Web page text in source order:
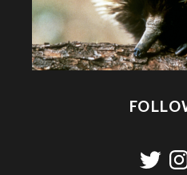
Twitter